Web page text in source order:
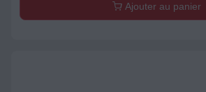
Ajouter au panier